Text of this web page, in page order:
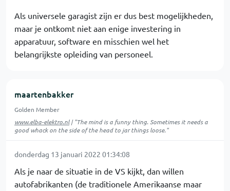
Als universele garagist zijn er dus best mogelijkheden,
maar je ontkomt niet aan enige investering in
apparatuur, software en misschien wel het
belangrijkste opleiding van personeel.
maartenbakker
Golden Member
www.elba-elektro.nl| "The mind is a funny thing. Sometimes it needs a
good whack on the side of the head to jar things loose."
donderdag 13 januari 2022 01:34:08
Als je naar de situatie in de VS kijkt, dan willen
autofabrikanten (de traditionele Amerikaanse maar